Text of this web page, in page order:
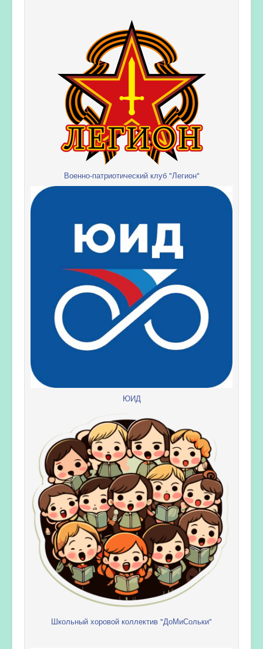
Военно-патриотический клуб "Легион"
ЮИД
Школьный хоровой коллектив "ДоМиСольки"